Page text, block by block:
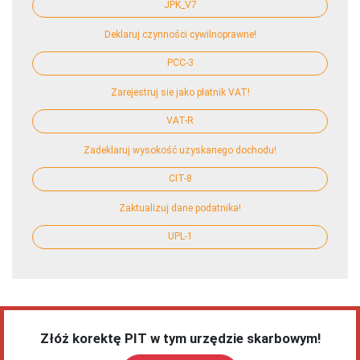
JPK_V7
Deklaruj czynności cywilnoprawne!
PCC-3
Zarejestruj sie jako płatnik VAT!
VAT-R
Zadeklaruj wysokość uzyskanego dochodu!
CIT-8
Zaktualizuj dane podatnika!
UPL-1
Złóż korektę PIT w tym urzędzie skarbowym!